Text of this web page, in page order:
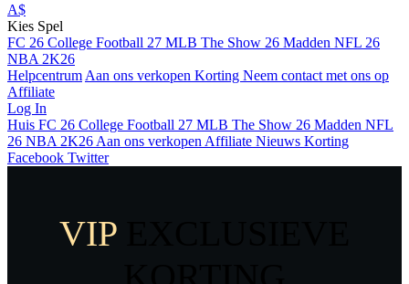
A$
Kies Spel
FC 26 College Football 27 MLB The Show 26 Madden NFL 26
NBA 2K26
Helpcentrum Aan ons verkopen Korting Neem contact met ons op
Affiliate
Log In
Huis FC 26 College Football 27 MLB The Show 26 Madden NFL
26 NBA 2K26 Aan ons verkopen Affiliate Nieuws Korting
Facebook Twitter
VIP